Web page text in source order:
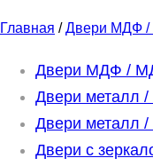
Главная /Двери МДФ
Двери МДФ /
Двери металл
Двери металл /
Двери с